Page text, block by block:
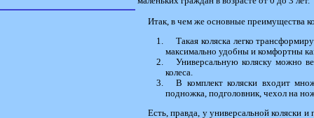
Итак, в чем же основные преимущества
Такая коляска легко
максимально удобны и комфортны
Универсальную коляску можно
колеса.
В комплект коляски входит
подножка, подголовник, чехол на
Есть, правда, у универсальной коляски